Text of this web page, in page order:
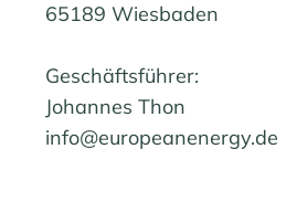
65189 Wiesbaden
Geschäftsführer:
Johannes Thon
info@europeanenergy.de